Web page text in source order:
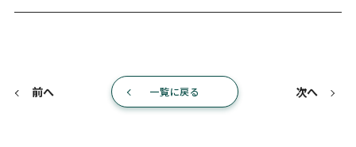
前へ 一覧に戻る 次へ